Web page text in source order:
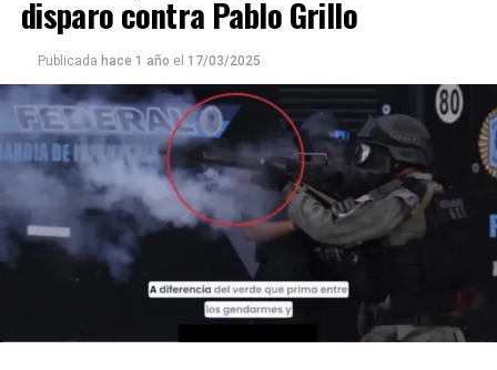
disparo contra Pablo Grillo
Publicada hace 1 año el 17/03/2025